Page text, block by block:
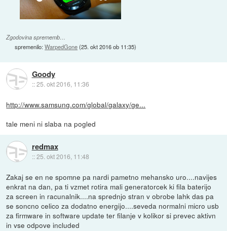
Zgodovina sprememb…
spremenilo:WarpedGone(25. okt 2016 ob 11:35)
Goody
::25. okt 2016, 11:36
http://www.samsung.com/global/galaxy/ge...
tale meni ni slaba na pogled
redmax
::25. okt 2016, 11:48
Zakaj se en ne spomne pa nardi pametno mehansko uro....navijes
enkrat na dan, pa ti vzmet rotira mali generatorcek ki fila baterijo
za screen in racunalnik....na sprednjo stran v obrobe lahk das pa
se soncno celico za dodatno energijo....seveda normalni micro usb
za firmware in software update ter filanje v kolikor si prevec aktivn
in vse odpove included